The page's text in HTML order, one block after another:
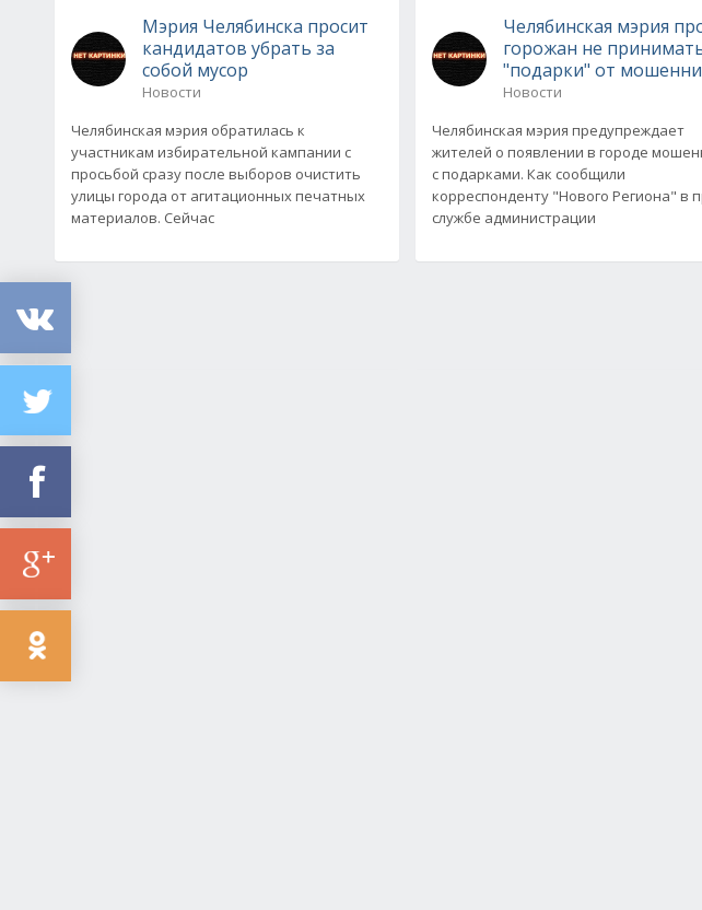
Мэрия Челябинска просит
кандидатов убрать за
собой мусор
Новости
Челябинская мэрия обратилась к
участникам избирательной кампании с
просьбой сразу после выборов очистить
улицы города от агитационных печатных
материалов. Сейчас
Челябинская мэрия
горожан не
"подарки" от
Новости
Челябинская мэрия предупреждает
жителей о появлении в городе
с подарками. Как сообщили
корреспонденту "Нового Региона" в
службе администрации